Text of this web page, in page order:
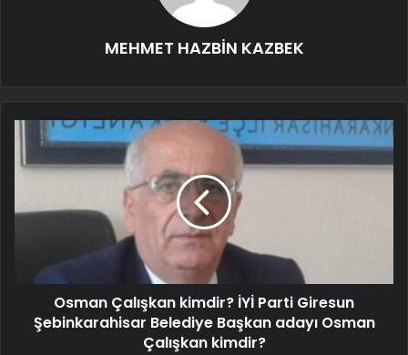
MEHMET HAZBİN KAZBEK
Osman Çalışkan kimdir? İYİ Parti Giresun
Şebinkarahisar Belediye Başkan adayı Osman
Çalışkan kimdir?